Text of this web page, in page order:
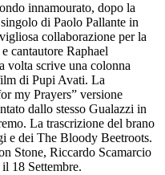
innamourato, dopo la
di Paolo Pallante in
collaborazione per la
cantautore Raphael
volta scrive una colonna
di Pupi Avati. La
my Prayers” versione
dallo stesso Gualazzi in
La trascrizione del brano
e dei The Bloody Beetroots.
Stone, Riccardo Scamarcio
18 Settembre.